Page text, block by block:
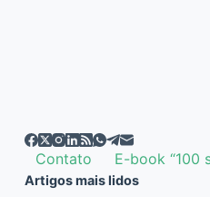
EDITOR09/06/2020
Contato E-book “100
Artigos mais lidos